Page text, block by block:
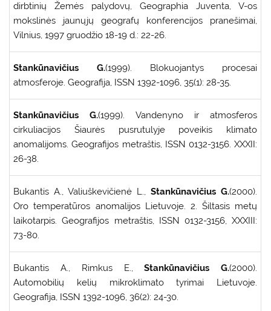
dirbtinių Žemės palydovų, Geographia Juventa, V-os
mokslinės jaunųjų geografų konferencijos pranešimai,
Vilnius, 1997 gruodžio 18-19 d.: 22-26.
Stankūnavičius G.(1999). Blokuojantys procesai
atmosferoje. Geografija, ISSN 1392-1096, 35(1): 28-35.
Stankūnavičius G.(1999). Vandenyno ir atmosferos
cirkuliacijos Šiaurės pusrutulyje poveikis klimato
anomalijoms. Geografijos metraštis, ISSN 0132-3156. XXXII:
26-38.
Bukantis A., Valiuškevičienė L.,Stankūnavičius G.(2000).
Oro temperatūros anomalijos Lietuvoje. 2. Šiltasis metų
laikotarpis. Geografijos metraštis, ISSN 0132-3156, XXXIII:
73-80.
Bukantis A., Rimkus E.,Stankūnavičius G.(2000).
Automobilių kelių mikroklimato tyrimai Lietuvoje.
Geografija, ISSN 1392-1096, 36(2): 24-30.